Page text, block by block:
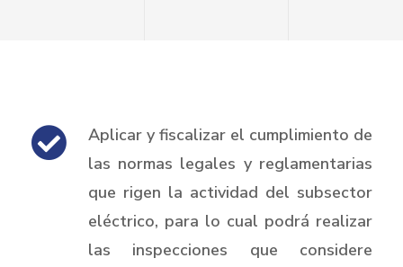
Aplicar y fiscalizar el cumplimiento de
las normas legales y reglamentarias
que rigen la actividad del subsector
eléctrico, para lo cual podrá realizar
las inspecciones que considere